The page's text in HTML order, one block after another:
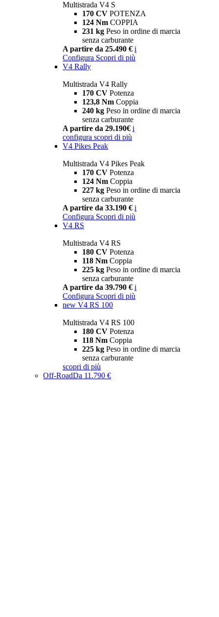
Multistrada V4 S
170 CV POTENZA
124 Nm COPPIA
231 kg Peso in ordine di marcia
senza carburante
A partire da 25.490 € i
Configura Scopri di più
V4 Rally
Multistrada V4 Rally
170 CV Potenza
123,8 Nm Coppia
240 kg Peso in ordine di marcia
senza carburante
A partire da 29.190€ i
configura scopri di più
V4 Pikes Peak
Multistrada V4 Pikes Peak
170 CV Potenza
124 Nm Coppia
227 kg Peso in ordine di marcia
senza carburante
A partire da 33.190 € i
Configura Scopri di più
V4 RS
Multistrada V4 RS
180 CV Potenza
118 Nm Coppia
225 kg Peso in ordine di marcia
senza carburante
A partire da 39.790 € i
Configura Scopri di più
new V4 RS 100
Multistrada V4 RS 100
180 CV Potenza
118 Nm Coppia
225 kg Peso in ordine di marcia
senza carburante
scopri di più
Off-RoadDa 11.790 €